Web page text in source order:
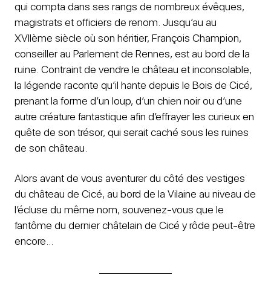
qui compta dans ses rangs de nombreux évêques,
magistrats et officiers de renom. Jusqu’au au
XVIIème siècle où son héritier, François Champion,
conseiller au Parlement de Rennes, est au bord de la
ruine. Contraint de vendre le château et inconsolable,
la légende raconte qu’il hante depuis le Bois de Cicé,
prenant la forme d’un loup, d’un chien noir ou d’une
autre créature fantastique afin d’effrayer les curieux en
quête de son trésor, qui serait caché sous les ruines
de son château.
Alors avant de vous aventurer du côté des vestiges
du château de Cicé, au bord de la Vilaine au niveau de
l’écluse du même nom, souvenez-vous que le
fantôme du dernier châtelain de Cicé y rôde peut-être
encore…